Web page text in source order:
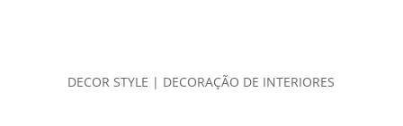
DECOR STYLE | DECORAÇÃO DE INTERIORES